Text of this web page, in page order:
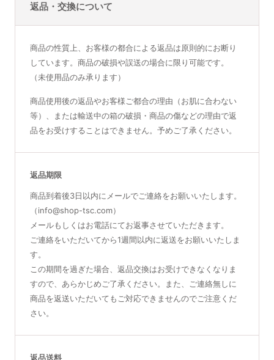
返品・交換について
商品の性質上、お客様の都合による返品は原則的にお断り
しています。商品の破損や誤送の場合に限り可能です。
（未使用品のみ承ります）
商品使用後の返品やお客様ご都合の理由（お肌に合わない
等）、または輸送中の箱の破損・商品の傷などの理由で返
品をお受けすることはできません。予めご了承ください。
返品期限
商品到着後3日以内にメールでご連絡をお願いいたします。
（info@shop-tsc.com）
メールもしくはお電話にてお返事させていただきます。
ご連絡をいただいてから1週間以内に返送をお願いいたしま
す。
この期間を過ぎた場合、返品交換はお受けできなくなりま
すので、あらかじめご了承ください。また、ご連絡無しに
商品を返送いただいてもご対応できませんのでご注意くだ
さい。
返品送料